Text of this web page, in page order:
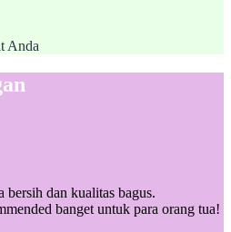
Anda
bersih dan kualitas bagus.
banget untuk para orang tua!